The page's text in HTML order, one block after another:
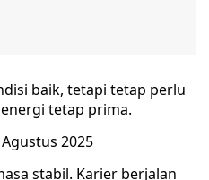
baik, tetapi tetap perlu
tetap prima.
2025
stabil. Karier berjalan